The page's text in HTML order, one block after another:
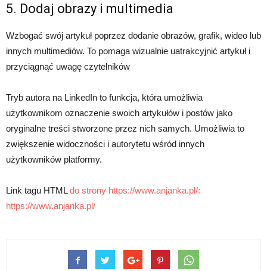
5. Dodaj obrazy i multimedia
Wzbogać swój artykuł poprzez dodanie obrazów, grafik, wideo lub
innych multimediów. To pomaga wizualnie uatrakcyjnić artykuł i
przyciągnąć uwagę czytelników
Tryb autora na LinkedIn to funkcja, która umożliwia
użytkownikom oznaczenie swoich artykułów i postów jako
oryginalne treści stworzone przez nich samych. Umożliwia to
zwiększenie widoczności i autorytetu wśród innych
użytkowników platformy.
Link tagu HTMLdo strony https://www.anjanka.pl/:
https://www.anjanka.pl/